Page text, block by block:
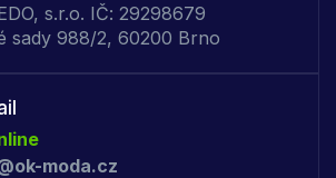
s.r.o. IČ: 29298679
sady 988/2, 60200 Brno
moda.cz